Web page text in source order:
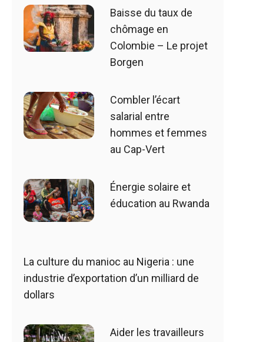
Baisse du taux de
chômage en
Colombie – Le projet
Borgen
Combler l’écart
salarial entre
hommes et femmes
au Cap-Vert
Énergie solaire et
éducation au Rwanda
La culture du manioc au Nigeria : une
industrie d’exportation d’un milliard de
dollars
Aider les travailleurs